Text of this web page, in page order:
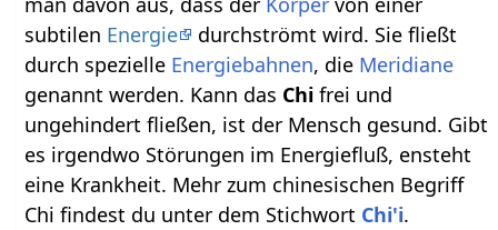
subtilen Energie
durchströmt wird. Sie fließt
durch spezielle Energiebahnen, die Meridiane
genannt werden. Kann das Chi frei und
ungehindert fließen, ist der Mensch gesund. Gibt
es irgendwo Störungen im Energiefluß, ensteht
eine Krankheit. Mehr zum chinesischen Begriff
Chi findest du unter dem Stichwort Chi'i.